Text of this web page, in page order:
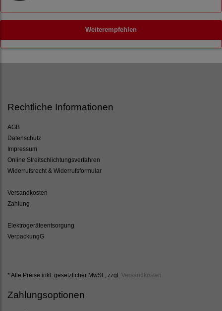
Weiterempfehlen
Rechtliche Informationen
AGB
Datenschutz
Impressum
Online Streitschlichtungsverfahren
Widerrufsrecht & Widerrufsformular
Versandkosten
Zahlung
Elektrogeräteentsorgung
VerpackungG
* Alle Preise inkl. gesetzlicher MwSt., zzgl. Versandkosten
Zahlungsoptionen